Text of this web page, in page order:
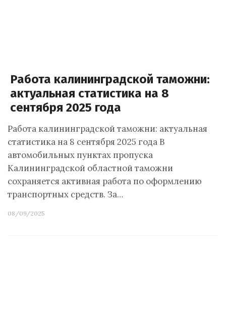
Работа калининградской таможни:
актуальная статистика на 8
сентября 2025 года
Работа калининградской таможни: актуальная
статистика на 8 сентября 2025 года В
автомобильных пунктах пропуска
Калининградской областной таможни
сохраняется активная работа по оформлению
транспортных средств. За…
08/09/2025